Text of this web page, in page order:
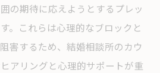
るための具体的改善策
の期待に応えようとするプレッ
。これらは心理的なブロックと
害するため、結婚相談所のカウ
アリングと心理的サポートが重